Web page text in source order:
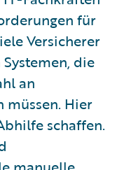
für
Versicherer
die
an
müssen. Hier
schaffen.